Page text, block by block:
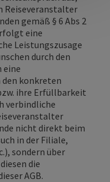
Reiseveranstalter
gemäß § 6 Abs 2
eine
Leistungszusage
durch den
eine
den konkreten
ihre Erfüllbarkeit
verbindliche
nicht direkt beim
in der Filiale,
sondern über
die
AGB.